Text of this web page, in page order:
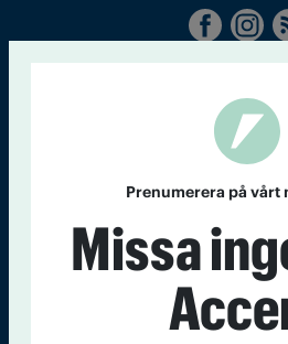
nummer av
Accent
Prenumerera på vårt
Missa